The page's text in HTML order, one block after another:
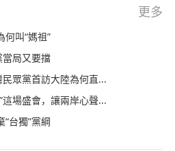
更多
叫“媽祖”
當局又要擋
眾黨首訪大陸為何直...
場盛會，讓兩岸心聲...
台獨”黨綱